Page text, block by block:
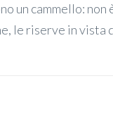
un cammello:
le riserve in vista